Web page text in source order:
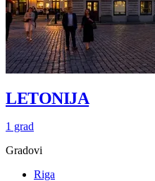
LETONIJA
1 grad
Gradovi
Riga